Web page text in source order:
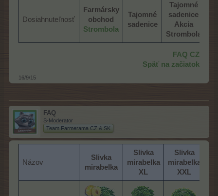
Dosiahnuteľnosť
Farmársky
obchod
Strombola
Tajomné
sadenice
Tajomné
sadenice
Akcia
Strombola
FAQ CZ
Späť na začiatok
16/9/15
FAQ
S-Moderator
Team Farmerama CZ & SK
Názov
Slivka
mirabelka
Slivka
mirabelka
XL
Slivka
mirabelka
XXL